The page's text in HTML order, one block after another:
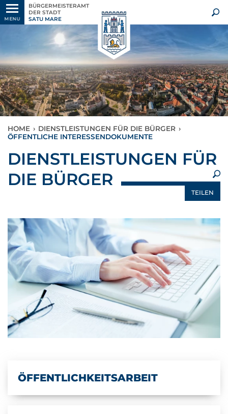
MENU
BÜRGERMEISTERAMT
DER STADT
SATU MARE
HOME › DIENSTLEISTUNGEN FÜR DIE BÜRGER ›
ÖFFENTLICHE INTERESSENDOKUMENTE
×
DIENSTLEISTUNGEN FÜR
DIE BÜRGER
TEILEN
ÖFFENTLICHKEITSARBEIT